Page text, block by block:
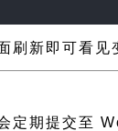
新即可看见
期提交至